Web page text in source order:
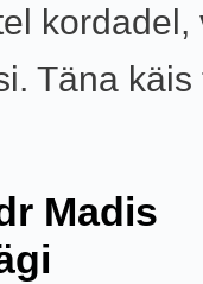
kordadel,
Täna käis
Madis